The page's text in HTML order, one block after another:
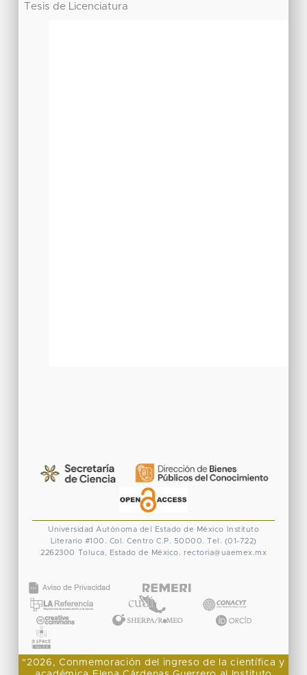
Tesis de Licenciatura
Universidad Autónoma del Estado de México
Instituto
Literario #100. Col. Centro C.P. 50000. Tel. (01-722)
2262300 Toluca, Estado de México. rectoria@uaemex.mx
"2026, Conmemoración del ingreso de la científica y